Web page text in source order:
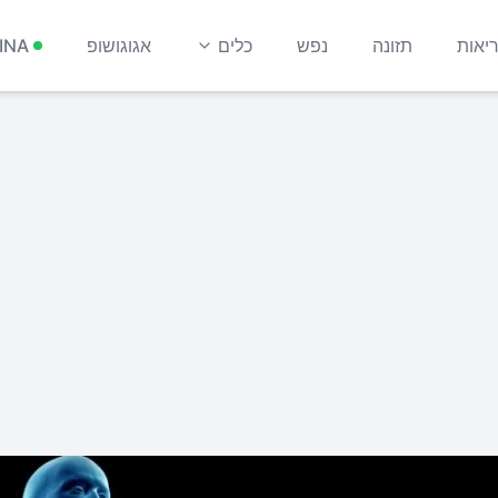
תזונה נפש כלים אגוגושופ